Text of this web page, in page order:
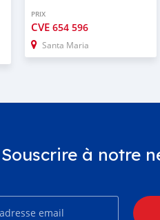
PRIX
CVE 654 596
Santa Maria
Souscrire à notre